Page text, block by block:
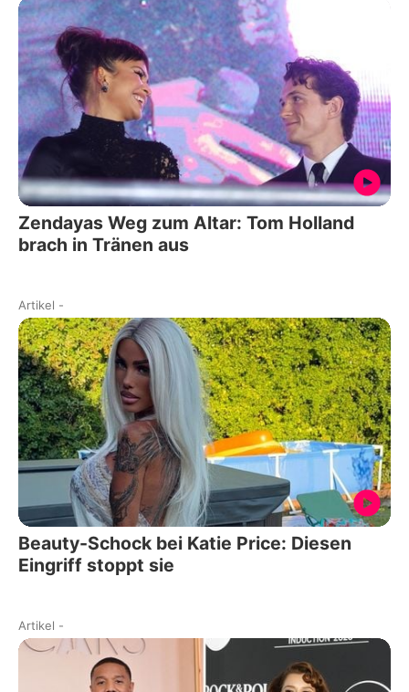
Zendayas Weg zum Altar: Tom Holland
brach in Tränen aus
Artikel -
Beauty-Schock bei Katie Price: Diesen
Eingriff stoppt sie
Artikel -